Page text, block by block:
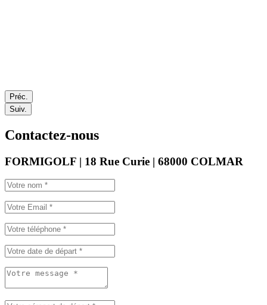
Préc.
Suiv.
Contactez-nous
FORMIGOLF | 18 Rue Curie | 68000 COLMAR